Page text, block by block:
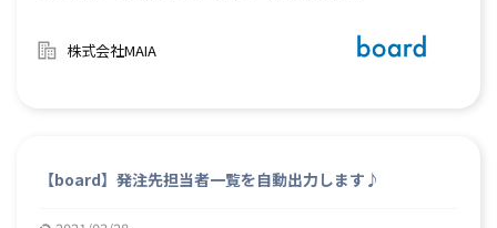
株式会社MAIA
【board】発注先担当者一覧を自動出力します♪